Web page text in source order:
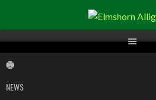
Inhalt
NEWS